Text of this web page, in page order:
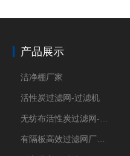
产品展示
洁净棚厂家
活性炭过滤网-过滤机